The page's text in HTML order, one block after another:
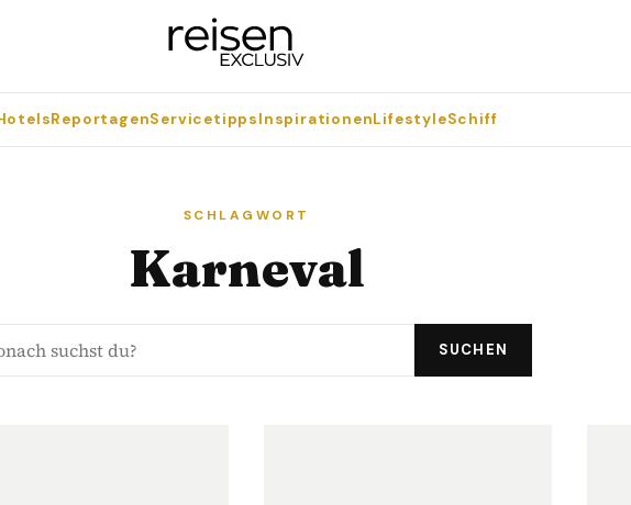
ReportagenServicetippsInspirationenLifestyleSchiff
SCHLAGWORT
Karneval
SUCHEN